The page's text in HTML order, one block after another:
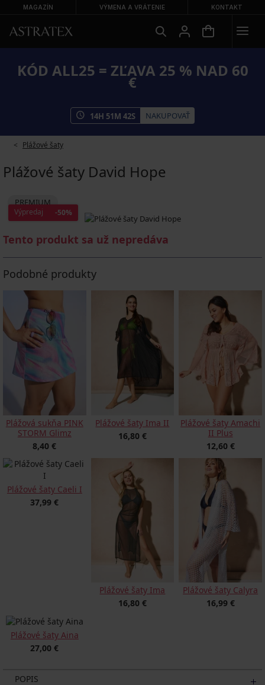
MAGAZÍN VÝMENA A VRÁTENIE KONTAKT
KÓD ALL25 = ZĽAVA 25 % NAD 60
€
14H 51M 41S NAKUPOVAŤ
Plážové šaty
Plážové šaty David Hope
PREMIUM
Výpredaj -50%
Tento produkt sa už nepredáva
Podobné produkty
Plážová sukňa PINK
STORM Glimz
8,40 €
Plážové šaty Ima II
16,80 €
Plážové šaty Amachi
II Plus
12,60 €
Plážové šaty Caeli I
37,99 €
Plážové šaty Ima
16,80 €
Plážové šaty Calyra
16,99 €
Plážové šaty Aina
27,00 €
POPIS